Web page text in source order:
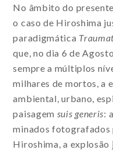
No âmbito do
o caso de Hiroshima
paradigmática
que, no dia 6 de
sempre a múltiplos
milhares de mortos, a
ambiental, urbano,
paisagem suis generis:
minados
Hiroshima, a explosão